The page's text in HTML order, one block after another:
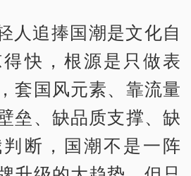
人追捧国潮是文化自
快，根源是只做表
套国风元素、靠流量
垒、缺品质支撑、缺
断，国潮不是一阵